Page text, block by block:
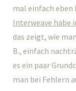
mal einfach eben
Interweave habe
das zeigt, wie
B., einfach
es ein paar
man bei Fehlern